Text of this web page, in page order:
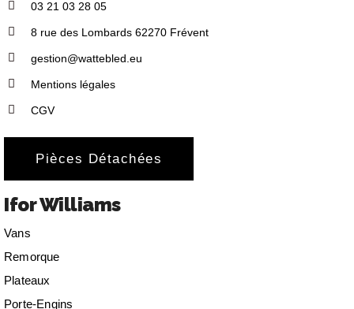
03 21 03 28 05
8 rue des Lombards 62270 Frévent
gestion@wattebled.eu
Mentions légales
CGV
Pièces Détachées
Ifor Williams
Vans
Remorque
Plateaux
Porte-Engins